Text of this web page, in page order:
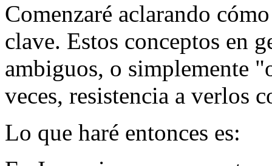
Comenzaré aclarando
clave. Estos conceptos en
ambiguos, o simplemente
veces, resistencia a verlos
Lo que haré entonces es: